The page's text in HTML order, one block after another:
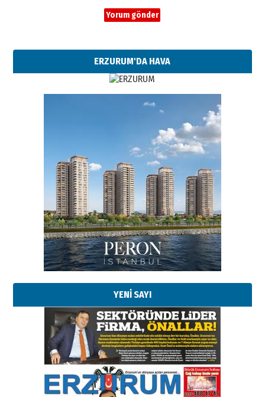
ERZURUM'DA HAVA
YENİ SAYI
Esat BİNDESEN
Başkan Sekmen’den Erzurum’a
bir vizyon proje daha!
02 Ağustos 2026 Pazar
Kadir SABUNCUOĞLU
Erzurumspor’un köşe taşları
29 Haziran 2026 Pazartesi
Kenan GÜLERCİ
Murat Şahsuvaroğlu ERKON’da
çıtayı yukarı taşırken,
yönetimdekiler aşağı
çekmemeli!
17 Şubat 2026 SalıOrhan BOZKURT
Bir fotoğraf, bir şehir, bir
gazeteci… Dizginler kimin
elinde?